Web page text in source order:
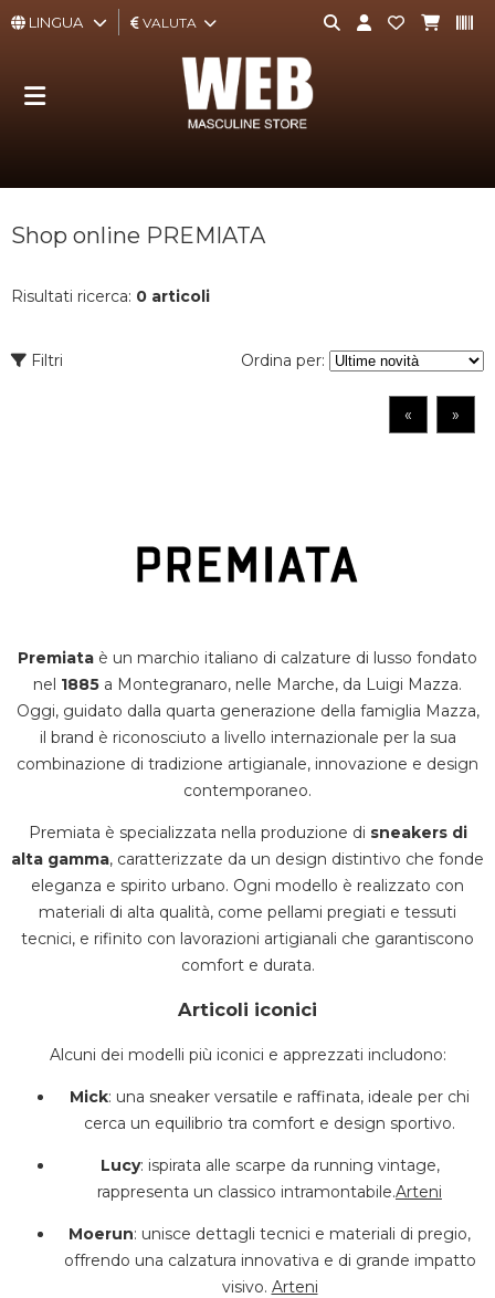
BORSE,
PORTAFOGLI
LINGUA VALUTA
Shop online PREMIATA
Risultati ricerca: 0 articoli
Filtri Ordina per:
« »
Premiata è un marchio italiano di calzature di lusso fondato
nel 1885 a Montegranaro, nelle Marche, da Luigi Mazza.
Oggi, guidato dalla quarta generazione della famiglia Mazza,
il brand è riconosciuto a livello internazionale per la sua
combinazione di tradizione artigianale, innovazione e design
contemporaneo.
Premiata è specializzata nella produzione di sneakers di
alta gamma, caratterizzate da un design distintivo che fonde
eleganza e spirito urbano. Ogni modello è realizzato con
materiali di alta qualità, come pellami pregiati e tessuti
tecnici, e rifinito con lavorazioni artigianali che garantiscono
comfort e durata.
Articoli iconici
Alcuni dei modelli più iconici e apprezzati includono:
Mick: una sneaker versatile e raffinata, ideale per chi
cerca un equilibrio tra comfort e design sportivo.
Lucy: ispirata alle scarpe da running vintage,
rappresenta un classico intramontabile.Arteni
Moerun: unisce dettagli tecnici e materiali di pregio,
offrendo una calzatura innovativa e di grande impatto
visivo. Arteni